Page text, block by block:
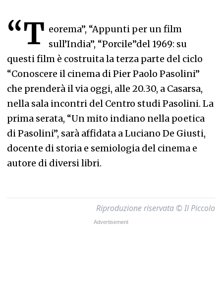
“T eorema”, “Appunti per un film
sull’India”, “Porcile”del 1969: su
questi film è costruita la terza parte del ciclo
“Conoscere il cinema di Pier Paolo Pasolini”
che prenderà il via oggi, alle 20.30, a Casarsa,
nella sala incontri del Centro studi Pasolini. La
prima serata, “Un mito indiano nella poetica
di Pasolini”, sarà affidata a Luciano De Giusti,
docente di storia e semiologia del cinema e
autore di diversi libri.
Riproduzione riservata © Il Piccolo